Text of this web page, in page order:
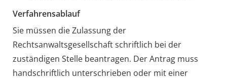
Verfahrensablauf
Sie müssen die Zulassung der
Rechtsanwaltsgesellschaft schriftlich bei der
zuständigen Stelle beantragen. Der Antrag muss
handschriftlich unterschrieben oder mit einer